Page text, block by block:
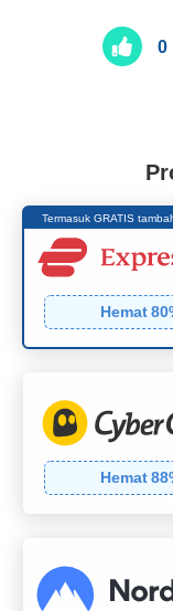
0
Termasuk GRATIS
Hemat80
Hemat88